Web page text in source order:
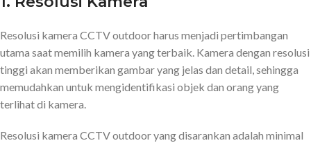
Resolusi kamera CCTV outdoor harus menjadi pertimbangan
utama saat memilih kamera yang terbaik. Kamera dengan resolusi
tinggi akan memberikan gambar yang jelas dan detail, sehingga
memudahkan untuk mengidentifikasi objek dan orang yang
terlihat di kamera.
Resolusi kamera CCTV outdoor yang disarankan adalah minimal